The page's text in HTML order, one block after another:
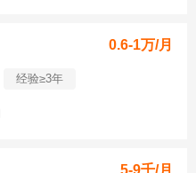
0.6-1万/月
经验≥3年
5-9千/月